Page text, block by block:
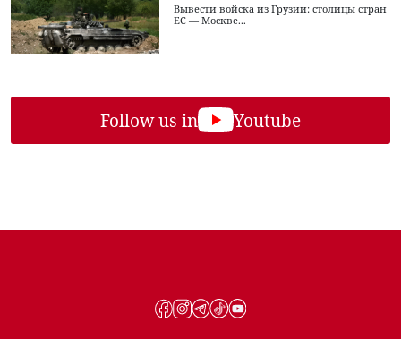
Вывести войска из Грузии: столицы стран
ЕС — Москве...
Follow us in Youtube